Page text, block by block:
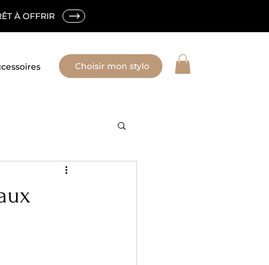
À OFFRIR
Choisir mon stylo